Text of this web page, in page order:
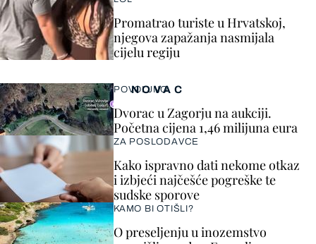
Promatrao turiste u Hrvatskoj,
njegova zapažanja nasmijala
cijelu regiju
NOVAC
POVOLJNO
Dvorac u Zagorju na aukciji.
Početna cijena 1,46 milijuna eura
ZA POSLODAVCE
Kako ispravno dati nekome otkaz
i izbjeći najčešće pogreške te
sudske sporove
KAMO BI OTIŠLI?
O preseljenju u inozemstvo